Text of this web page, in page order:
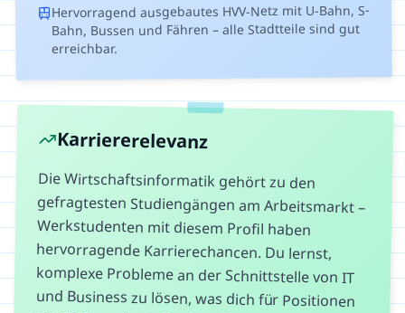
Hervorragend ausgebautes HVV-Netz mit U-Bahn, S-
Bahn, Bussen und Fähren – alle Stadtteile sind gut
erreichbar.
Karriererelevanz
Die Wirtschaftsinformatik gehört zu den
gefragtesten Studiengängen am Arbeitsmarkt –
Werkstudenten mit diesem Profil haben
hervorragende Karrierechancen. Du lernst,
komplexe Probleme an der Schnittstelle von IT
und Business zu lösen, was dich für Positionen
wie IT-Consultant, Product Owner oder Business
Analyst qualifiziert. Die praktische Erfahrung ist
oft entscheidend für den Einstieg bei
renommierten Beratungen oder Tech-